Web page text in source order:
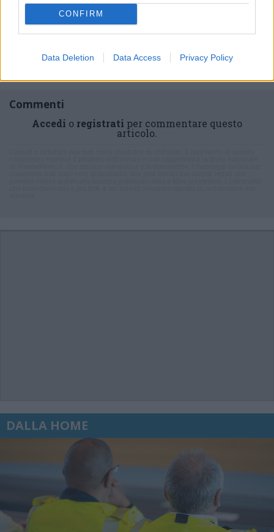
CONFIRM
Data Deletion Data Access Privacy Policy
Commenti
Accedi o registrati per commentare questo
articolo.
DALLA HOME